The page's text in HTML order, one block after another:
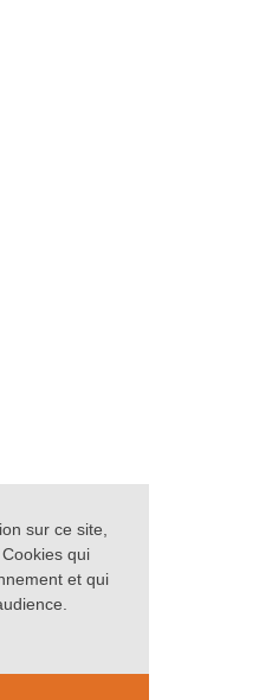
sur ce site,
qui
et qui